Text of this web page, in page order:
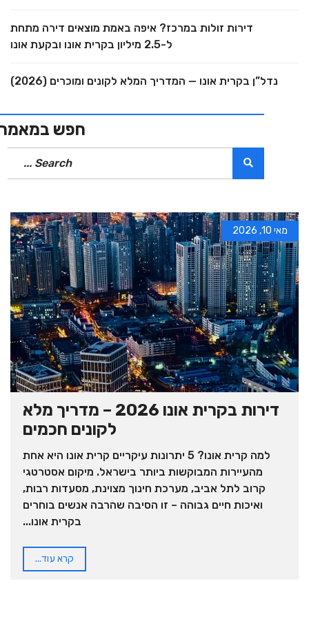
דירות זולות במרכז? איפה באמת מוצאים דירה מתחת
ל-2.5 מיליון בקרית אונו ובקעת אונו
נדל”ן בקרית אונו — המדריך המלא לקונים ומוכרים (2026)
חפש
מאי 10, 2026
דירות בקרית אונו 2026 – מדריך מלא
לקונים חכמים
למה קרית אונו? 5 יתרונות עיקריים קרית אונו היא אחת
מהעיירות המבוקשות ביותר בישראל. מיקום אסטרטגי
קרוב לתל אביב, מערכת חינוך מצוינת, מסעדות רבות,
ואיכות חיים גבוהה – זו הסיבה שהרבה אנשים בוחרים
בקרית אונו...
קרא עוד...